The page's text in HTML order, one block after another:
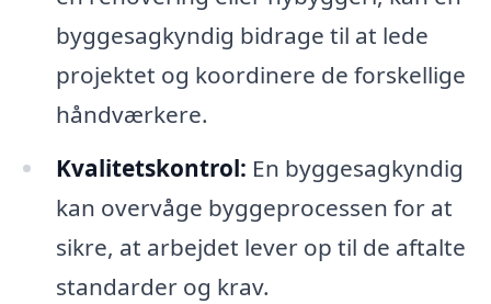
byggesagkyndig bidrage til at lede
projektet og koordinere de forskellige
håndværkere.
Kvalitetskontrol: En byggesagkyndig
kan overvåge byggeprocessen for at
sikre, at arbejdet lever op til de aftalte
standarder og krav.